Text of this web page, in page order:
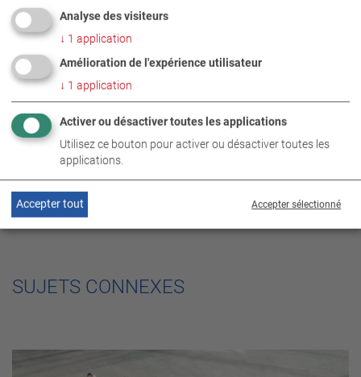
PHOTOS EN TÉLÉCHARGEMENT ZIP
CARRIÈRE ENTREPRISE
SUJETS CONNEXES
Analyse des visiteurs
↓ 1 application
Amélioration de l'expérience utilisateur
↓ 1 application
Activer ou désactiver toutes les applications
Utilisez ce bouton pour activer ou désactiver toutes les
applications.
Accepter sélectionné
Accepter tout